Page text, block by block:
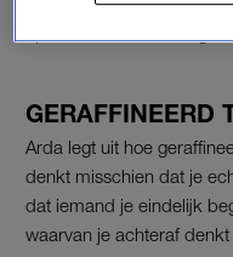
GERAFFINEERD
Arda legt uit hoe
denkt misschien dat je
dat iemand je eindelijk
waarvan je achteraf